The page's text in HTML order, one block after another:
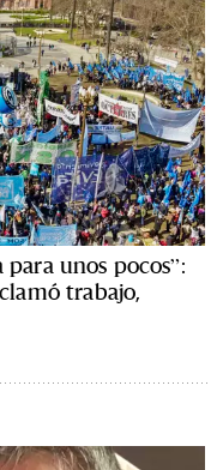
unos pocos”:
trabajo,